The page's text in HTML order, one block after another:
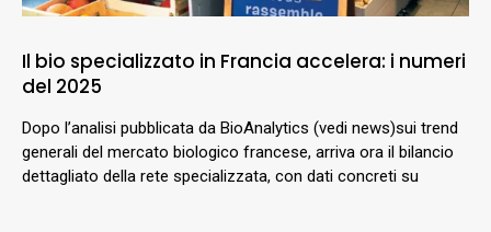
Il bio specializzato in Francia accelera: i numeri
del 2025
Dopo l’analisi pubblicata da BioAnalytics (vedi news)sui trend
generali del mercato biologico francese, arriva ora il bilancio
dettagliato della rete specializzata, con dati concreti su